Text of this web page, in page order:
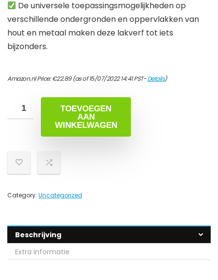
De universele toepassingsmogelijkheden op
verschillende ondergronden en oppervlakken van
hout en metaal maken deze lakverf tot iets
bijzonders.
Amazon.nl Price:€22.89(as of 15/07/2022 14:41 PST-Details)
TOEVOEGEN
AAN
WINKELWAGEN
Category: Uncategorized
Beschrijving
Extra informatie